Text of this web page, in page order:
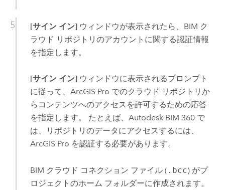
[サイン イン]ウィンドウが表示されたら、BIM ク
ラウド リポジトリのアカウントに関する認証情報
を指定します。
[サイン イン]ウィンドウに表示されるプロンプト
に従って、 ArcGIS Pro でのクラウド リポジトリか
らコンテンツへのアクセスを許可するための応答
を指定します。 たとえば、 Autodesk BIM 360で
は、リポジトリのデータにアクセスするには、
ArcGIS Pro を認証する必要があります。
BIM クラウド コネクション ファイル ( .bcc) がプ
ロジェクトのホーム フォルダーに作成されます。